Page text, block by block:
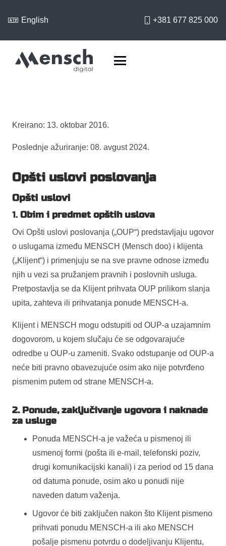
English +381 677 825 000
Kreirano: 13. oktobar 2016.
Poslednje ažuriranje: 08. avgust 2024.
Opšti uslovi poslovanja
Opšti uslovi
1. Obim i predmet opštih uslova
Ovi Opšti uslovi poslovanja („OUP“) predstavljaju ugovor
o uslugama između MENSCH (Mensch doo) i klijenta
(„Klijent“) i primenjuju se na sve pravne odnose između
njih u vezi sa pružanjem pravnih i poslovnih usluga.
Pretpostavlja se da Klijent prihvata OUP prilikom slanja
upita, zahteva ili prihvatanja ponude MENSCH-a.
Klijent i MENSCH mogu odstupiti od OUP-a uzajamnim
dogovorom, u kojem slučaju će se odgovarajuće
odredbe u OUP-u zameniti. Svako odstupanje od OUP-a
neće biti pravno obavezujuće osim ako nije potvrđeno
pismenim putem od strane MENSCH-a.
2. Ponude, zaključivanje ugovora i naknade
za usluge
Ponuda MENSCH-a je važeća u pismenoj ili
usmenoj formi (pošta ili e-mail, telefonski poziv,
drugi komunikacijski kanali) i za period od 15 dana
od datuma ponude, osim ako u ponudi nije
naveden datum važenja.
Ugovor će biti zaključen nakon što Klijent pismeno
prihvati ponudu MENSCH-a ili ako MENSCH
pošalje pismenu potvrdu o dodeljivanju Klijentu,